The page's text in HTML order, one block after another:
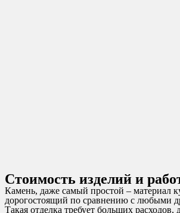
Стоимость изделий и
Камень, даже самый простой – материал
дорогостоящий по сравнению с любыми
Такая отделка требует больших расходов,